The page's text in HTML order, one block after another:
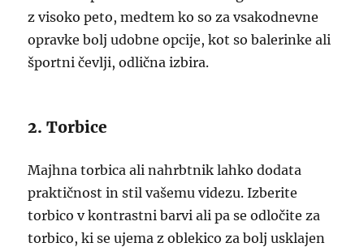
z visoko peto, medtem ko so za vsakodnevne
opravke bolj udobne opcije, kot so balerinke ali
športni čevlji, odlična izbira.
2. Torbice
Majhna torbica ali nahrbtnik lahko dodata
praktičnost in stil vašemu videzu. Izberite
torbico v kontrastni barvi ali pa se odločite za
torbico, ki se ujema z oblekico za bolj usklajen